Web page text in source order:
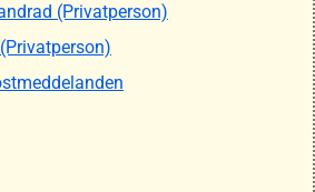
(Privatperson)